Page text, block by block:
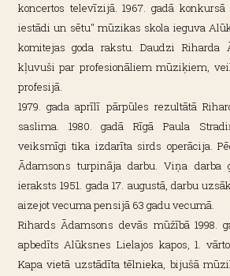
koncertos televīzijā. 1967. gadā
iestādi un sētu" mūzikas skola ieguva
komitejas goda rakstu. Daudzi Riharda
kļuvuši par profesionāliem mūziķiem,
profesijā.
1979. gada aprīlī pārpūles rezultātā
saslima. 1980. gadā Rīgā Paula
veiksmīgi tika izdarīta sirds operācija.
Ādamsons turpināja darbu. Viņa darba
ieraksts 1951. gada 17. augustā, darbu
aizejot vecuma pensijā 63 gadu vecumā.
Rihards Ādamsons devās mūžībā 1998.
apbedīts Alūksnes Lielajos kapos, 1.
Kapa vietā uzstādīta tēlnieka, bijušā